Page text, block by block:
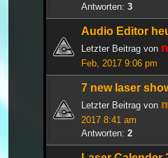
Antworten: 3
Audio Editor
Letzter Beitrag von
Feb, 2017 9:06 pm
7 new laser
Letzter Beitrag von
2017 8:41 am
Antworten: 2